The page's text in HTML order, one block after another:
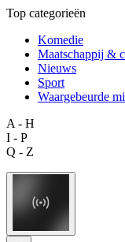
Top categorieën
Komedie
Maatschappij &
Nieuws
Sport
Waargebeurde
A - H
I - P
Q - Z